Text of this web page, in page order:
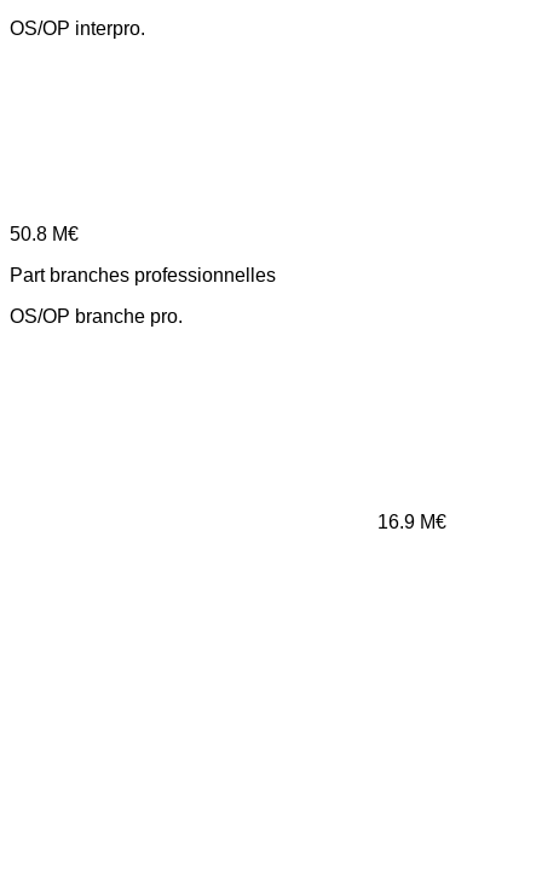
OS/OP interpro.
50.8 M€
Part branches professionnelles
OS/OP branche pro.
16.9 M€